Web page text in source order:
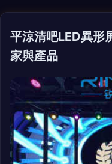
平涼清吧LED異形
家與產品